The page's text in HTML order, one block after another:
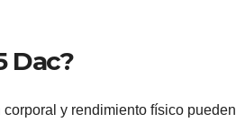
Dac?
y rendimiento físico pueden